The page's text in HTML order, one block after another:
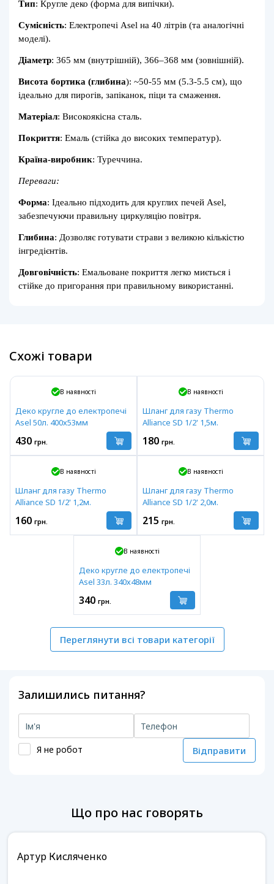
Тип: Кругле деко (форма для випічки).
Сумісність: Електропечі Asel на 40 літрів (та аналогічні
моделі).
Діаметр: 365 мм (внутрішній), 366–368 мм (зовнішній).
Висота бортика (глибина): ~50-55 мм (5.3-5.5 см), що
ідеально для пирогів, запіканок, піци та смаження.
Матеріал: Високоякісна сталь.
Покриття: Емаль (стійка до високих температур).
Країна-виробник: Туреччина.
Переваги:
Форма: Ідеально підходить для круглих печей Asel,
забезпечуючи правильну циркуляцію повітря.
Глибина: Дозволяє готувати страви з великою кількістю
інгредієнтів.
Довговічність: Емальоване покриття легко миється і
стійке до пригорання при правильному використанні.
Схожі товари
В наявності
Деко кругле до електропечі
Asel 50л. 400х53мм
430 грн.
В наявності
Шланг для газу Thermo
Alliance SD 1/2' 1,5м.
180 грн.
В наявності
Шланг для газу Thermo
Alliance SD 1/2' 1,2м.
160 грн.
В наявності
Шланг для газу Thermo
Alliance SD 1/2' 2,0м.
215 грн.
В наявності
Деко кругле до електропечі
Asel 33л. 340х48мм
340 грн.
Переглянути всі товари категорії
Залишились питання?
Я не робот Відправити
Що про нас говорять
Артур Кисляченко